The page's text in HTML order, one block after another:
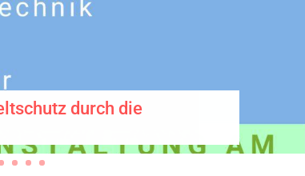
durch die